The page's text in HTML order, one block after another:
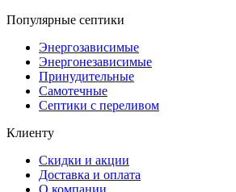
Популярные септики
Энергозависимые
Энергонезависимые
Принудительные
Самотечные
Септики с переливом
Клиенту
Скидки и акции
Доставка и оплата
О компании